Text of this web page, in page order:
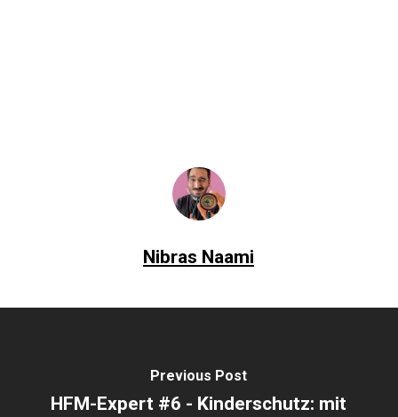
Nibras Naami
Previous Post
HFM-Expert #6 - Kinderschutz: mit